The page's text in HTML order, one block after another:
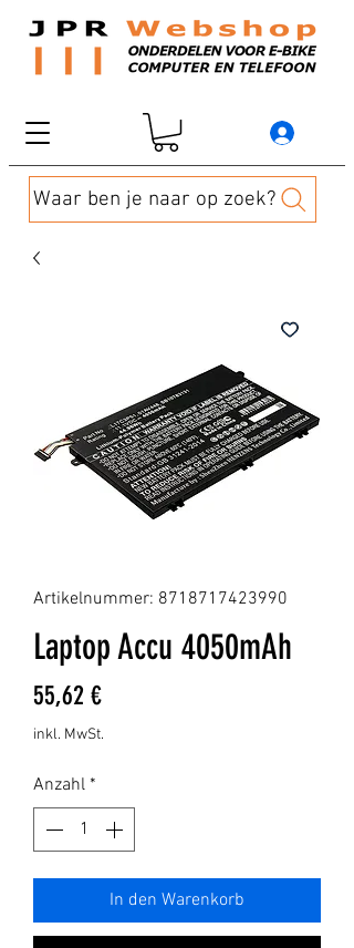
Waar ben je naar op zoek?
Artikelnummer: 8718717423990
Laptop Accu 4050mAh
55,62 €Preis
inkl. MwSt.
Anzahl *
In den Warenkorb